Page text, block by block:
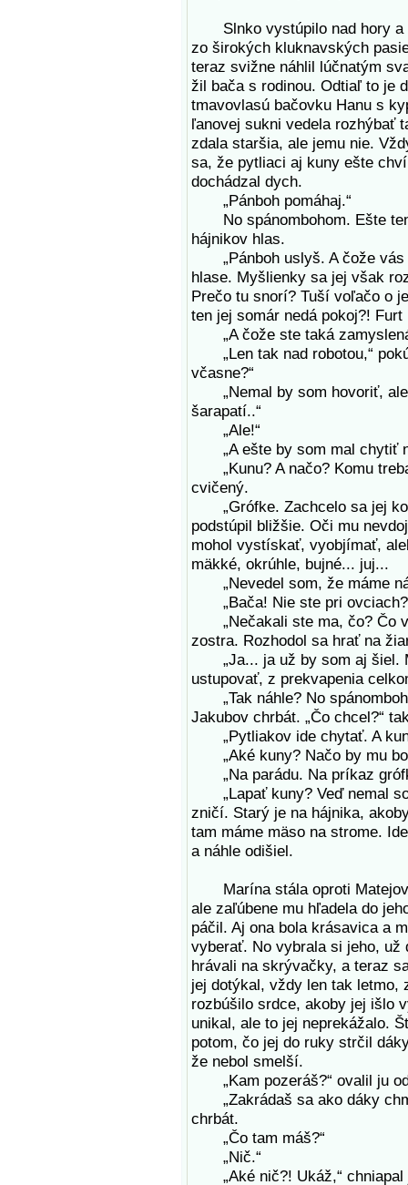
Slnko vystúpilo nad hory a
zo širokých kluknavských
teraz svižne náhlil lúčnatým
žil bača s rodinou. Odtiaľ to je
tmavovlasú bačovku Hanu s
ľanovej sukni vedela rozhýbať
zdala staršia, ale jemu nie.
sa, že pytliaci aj kuny ešte
dochádzal dych.
„Pánboh pomáhaj.“
No spánombohom. Ešte
hájnikov hlas.
„Pánboh uslyš. A čože vás
hlase. Myšlienky sa jej však
Prečo tu snorí? Tuší voľačo o
ten jej somár nedá pokoj?!
„A čože ste taká
„Len tak nad robotou,“
včasne?“
„Nemal by som hovoriť, ale
šarapatí..“
„Ale!“
„A ešte by som mal chytiť
„Kunu? A načo? Komu
cvičený.
„Grófke. Zachcelo sa jej
podstúpil bližšie. Oči mu
mohol vystískať, vyobjímať,
mäkké, okrúhle, bujné... juj...
„Nevedel som, že máme
„Bača! Nie ste pri
„Nečakali ste ma, čo? Čo
zostra. Rozhodol sa hrať na
„Ja... ja už by som aj šiel.
ustupovať, z prekvapenia
„Tak náhle? No
Jakubov chrbát. „Čo chcel?“
„Pytliakov ide chytať. A
„Aké kuny? Načo by mu
„Na parádu. Na príkaz
„Lapať kuny? Veď nemal so
zničí. Starý je na hájnika,
tam máme mäso na strome.
a náhle odišiel.
Marína stála oproti Matejovi
ale zaľúbene mu hľadela do
páčil. Aj ona bola krásavica a
vyberať. No vybrala si jeho, už
hrávali na skrývačky, a teraz
jej dotýkal, vždy len tak letmo,
rozbúšilo srdce, akoby jej išlo
unikal, ale to jej neprekážalo.
potom, čo jej do ruky strčil
že nebol smelší.
„Kam pozeráš?“ ovalil ju
„Zakrádaš sa ako dáky
chrbát.
„Čo tam máš?“
„Nič.“
„Aké nič?! Ukáž,“ chniapal